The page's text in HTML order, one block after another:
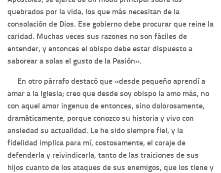
quebrados por la vida, los que más necesitan de la
consolación de Dios. Ese gobierno debe procurar que reine la
caridad. Muchas veces sus razones no son fáciles de
entender, y entonces el obispo debe estar dispuesto a
saborear a solas el gusto de la Pasión».
En otro párrafo destacó que «desde pequeño aprendí a
amar a la Iglesia; creo que desde soy obispo la amo más, no
con aquel amor ingenuo de entonces, sino dolorosamente,
dramáticamente, porque conozco su historia y vivo con
ansiedad su actualidad. Le he sido siempre fiel, y la
fidelidad implica para mí, costosamente, el coraje de
defenderla y reivindicarla, tanto de las traiciones de sus
hijos cuanto de los ataques de sus enemigos, que los tiene y